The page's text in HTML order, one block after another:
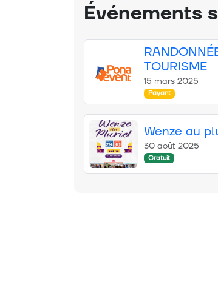
Événements
TOURISME
15 mars 2025
Payant
Wenze au
30 août 2025
Gratuit